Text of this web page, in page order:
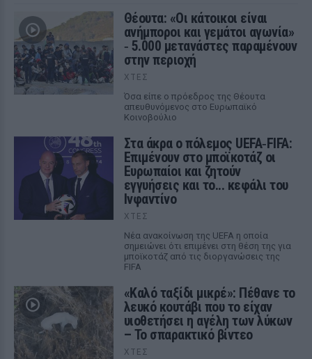
Θέουτα: «Οι κάτοικοι είναι
ανήμποροι και γεμάτοι αγωνία»
‑ 5.000 μετανάστες παραμένουν
στην περιοχή
ΧΤΕΣ
Όσα είπε ο πρόεδρος της Θέουτα
απευθυνόμενος στο Ευρωπαϊκό
Κοινοβούλιο
Στα άκρα ο πόλεμος UEFA‑FIFA:
Επιμένουν στο μποϊκοτάζ οι
Ευρωπαίοι και ζητούν
εγγυήσεις και το... κεφάλι του
Ινφαντίνο
ΧΤΕΣ
Νέα ανακοίνωση της UEFA η οποία
σημειώνει ότι επιμένει στη θέση της για
μποϊκοτάζ από τις διοργανώσεις της
FIFA
«Καλό ταξίδι μικρέ»: Πέθανε το
λευκό κουτάβι που το είχαν
υιοθετήσει η αγέλη των λύκων
– Το σπαρακτικό βίντεο
ΧΤΕΣ